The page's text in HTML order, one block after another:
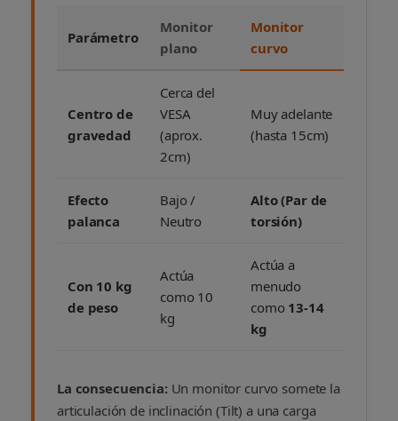
Parámetro
Monitor
plano
Monitor
curvo
Centro de
gravedad
Cerca del
VESA
(aprox.
2cm)
Muy adelante
(hasta 15cm)
Efecto
palanca
Bajo /
Neutro
Alto (Par de
torsión)
Con 10 kg
de peso
Actúa
como 10
kg
Actúa a
menudo
como 13-14
kg
La consecuencia:Un monitor curvo somete la
articulación de inclinación (Tilt) a una carga